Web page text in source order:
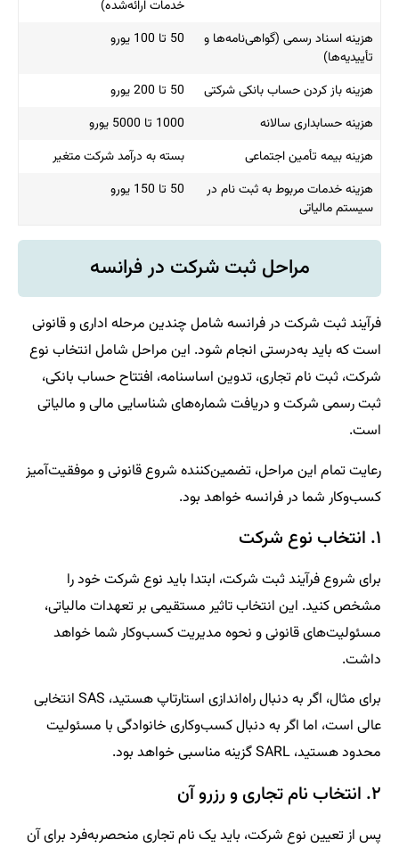
خدمات ارائه‌شده)
هزینه اسناد رسمی (گواهی‌نامه‌ها و
تأییدیه‌ها)
50 تا 100 یورو
هزینه باز کردن حساب بانکی شرکتی
50 تا 200 یورو
هزینه حسابداری سالانه
1000 تا 5000 یورو
هزینه بیمه تأمین اجتماعی
بسته به درآمد شرکت متغیر
هزینه خدمات مربوط به ثبت نام در
سیستم مالیاتی
50 تا 150 یورو
مراحل ثبت شرکت در فرانسه
فرآیند ثبت شرکت در فرانسه شامل چندین مرحله اداری و قانونی
است که باید به‌درستی انجام شود. این مراحل شامل انتخاب نوع
شرکت، ثبت نام تجاری، تدوین اساسنامه، افتتاح حساب بانکی،
ثبت رسمی شرکت و دریافت شماره‌های شناسایی مالی و مالیاتی
است.
رعایت تمام این مراحل، تضمین‌کننده شروع قانونی و موفقیت‌آمیز
کسب‌وکار شما در فرانسه خواهد بود.
۱. انتخاب نوع شرکت
برای شروع فرآیند ثبت شرکت، ابتدا باید نوع شرکت خود را
مشخص کنید. این انتخاب تاثیر مستقیمی بر تعهدات مالیاتی،
مسئولیت‌های قانونی و نحوه مدیریت کسب‌وکار شما خواهد
داشت.
برای مثال، اگر به دنبال راه‌اندازی استارتاپ هستید، SAS انتخابی
عالی است، اما اگر به دنبال کسب‌وکاری خانوادگی با مسئولیت
محدود هستید، SARL گزینه مناسبی خواهد بود.
۲. انتخاب نام تجاری و رزرو آن
پس از تعیین نوع شرکت، باید یک نام تجاری منحصربه‌فرد برای آن